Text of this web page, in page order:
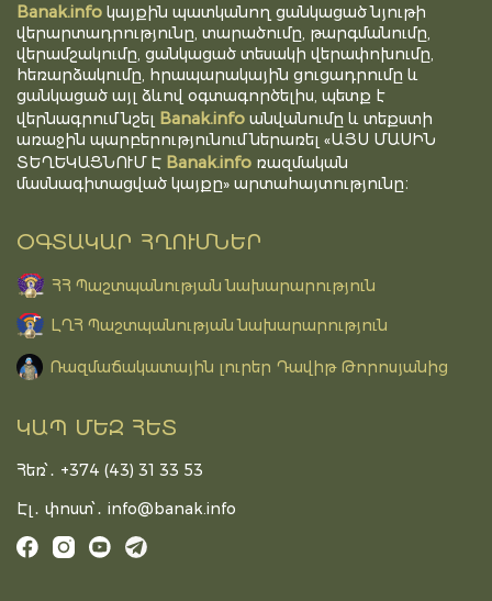
Banak.info կայքին պատկանող ցանկացած նյութի
վերարտադրությունը, տարածումը, թարգմանումը,
վերամշակումը, ցանկացած տեսակի վերափոխումը,
հեռարձակումը, հրապարակային ցուցադրումը և
ցանկացած այլ ձևով օգտագործելիս, պետք է
վերնագրում նշել Banak.info անվանումը և տեքստի
առաջին պարբերությունում ներառել «ԱՅՍ ՄԱՍԻՆ
ՏԵՂԵԿԱՑՆՈՒՄ Է Banak.info ռազմական
մասնագիտացված կայքը» արտահայտությունը։
ՕԳՏԱԿԱՐ ՀՂՈՒՄՆԵՐ
ՀՀ Պաշտպանության նախարարություն
ԼՂՀ Պաշտպանության նախարարություն
Ռազմաճակատային լուրեր Դավիթ Թորոսյանից
ԿԱՊ ՄԵԶ ՀԵՏ
Հեռ՝․ +374 (43) 31 33 53
Էլ․ փոստ՝․ info@banak.info